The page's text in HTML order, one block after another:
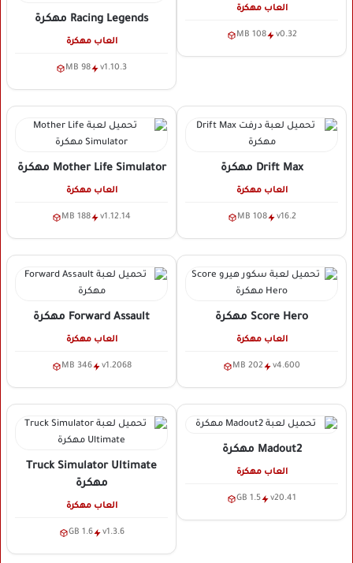
العاب مهكرة
v0.32
108 MB
Racing Legends مهكرة
العاب مهكرة
v1.10.3
98 MB
Drift Max مهكرة
العاب مهكرة
v16.2
108 MB
Mother Life Simulator مهكرة
العاب مهكرة
v1.12.14
188 MB
Score Hero مهكرة
العاب مهكرة
v4.600
202 MB
Forward Assault مهكرة
العاب مهكرة
v1.2068
346 MB
Madout2 مهكرة
العاب مهكرة
v20.41
1.5 GB
Truck Simulator Ultimate
مهكرة
العاب مهكرة
v1.3.6
1.6 GB